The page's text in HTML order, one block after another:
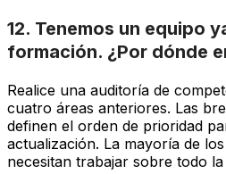
12. Tenemos un equipo
formación. ¿Por dónde
Realice una auditoría de
cuatro áreas anteriores. Las
definen el orden de prioridad
actualización. La mayoría de
necesitan trabajar sobre todo